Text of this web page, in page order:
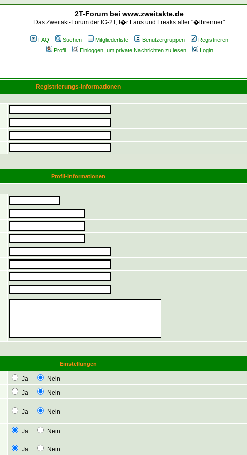
2T-Forum bei www.zweitakte.de
Das Zweitakt-Forum der IG-2T, f�r Fans und Freaks aller "�lbrenner"
FAQ Suchen Mitgliederliste Benutzergruppen
Registrieren
Profil
Einloggen, um private Nachrichten zu lesen Login
Registrierungs-Informationen
Profil-Informationen
Einstellungen
Ja
Nein
Ja
Nein
Ja Nein
Ja
Nein
Ja Nein